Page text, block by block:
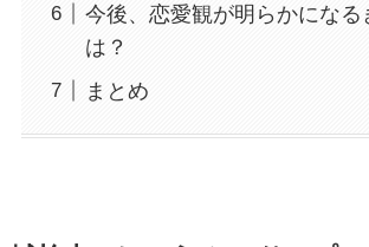
今後、恋愛観が明らかになる
は？
まとめ